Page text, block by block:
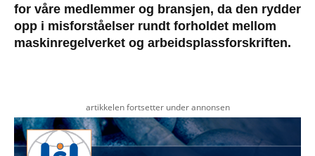
for våre medlemmer og bransjen, da den rydder
opp i misforståelser rundt forholdet mellom
maskinregelverket og arbeidsplassforskriften.
artikkelen fortsetter under annonsen